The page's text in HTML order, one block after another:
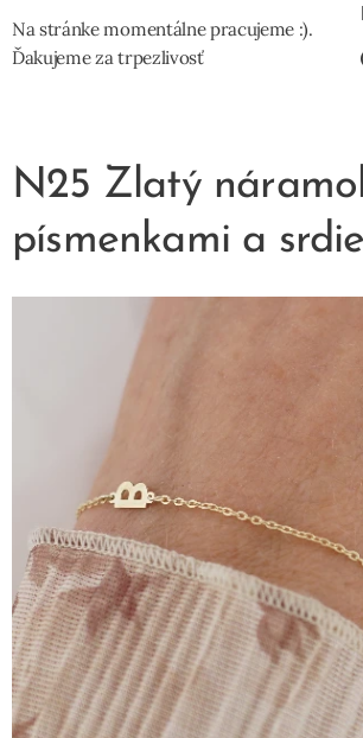
Na stránke momentálne pracujeme :).
Ďakujeme za trpezlivosť
N25 Zlatý
písmenkami a